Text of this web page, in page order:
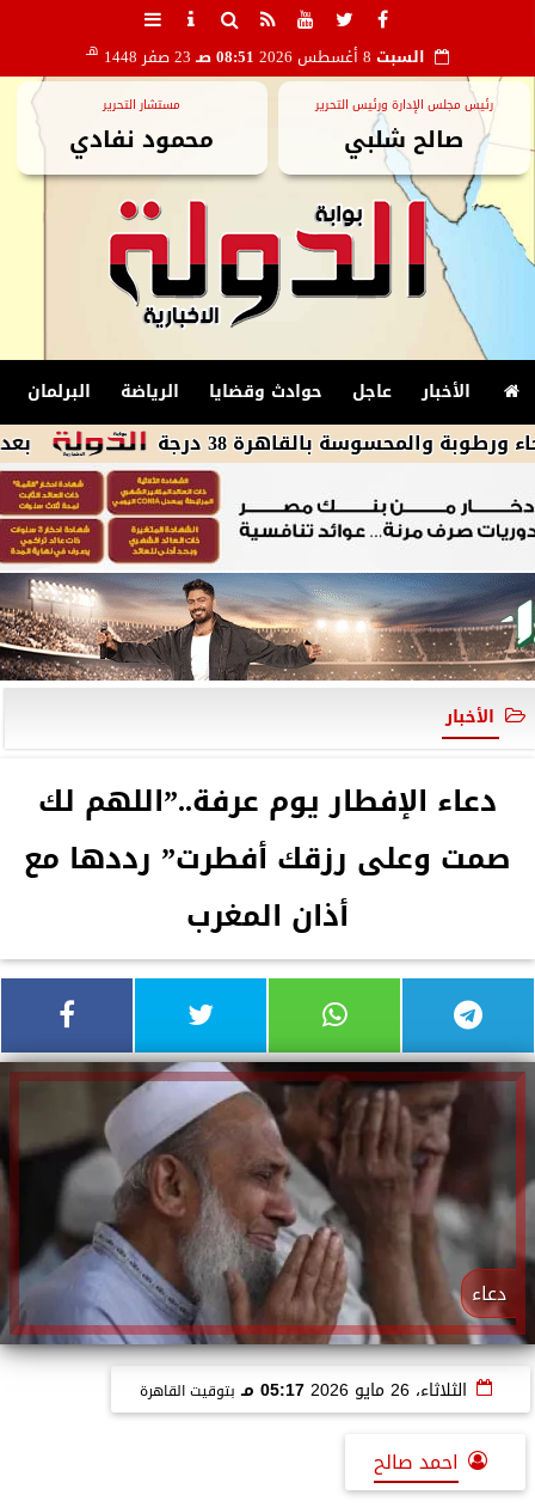
السبت 08:51 صـ 23 صفر 1448 هـ
رئيس مجلس الإدارة ورئيس التحرير
صالح شلبي
مستشار التحرير
محمود نفادي
الأخبار عاجل حوادث وقضايا الرياضة البرلمان
بعد تصدره بالقاهرة 38 درجة
الأخبار
دعاء الإفطار يوم عرفة..”اللهم لك
صمت وعلى رزقك أفطرت” رددها مع
أذان المغرب
دعاء
الثلاثاء، 26 مايو 2026 05:17 مـ بتوقيت القاهرة
احمد صالح